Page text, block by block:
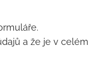
a že je v celém